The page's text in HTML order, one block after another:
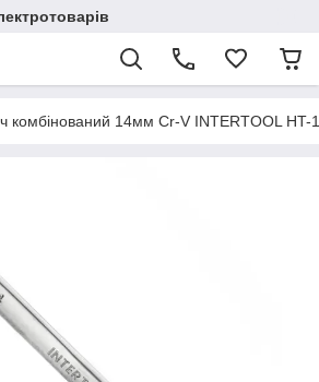
комбінований 14мм Cr-V INTERTOOL HT-